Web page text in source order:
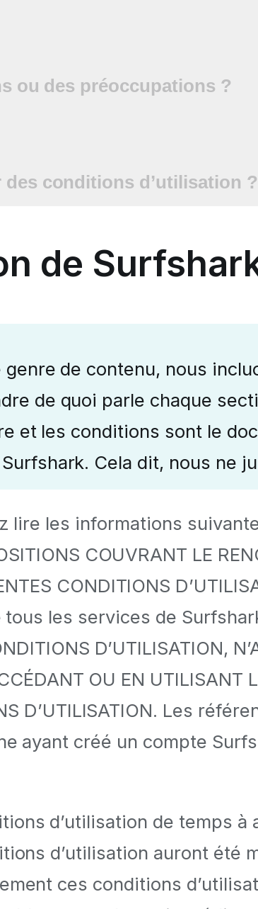
ou des préoccupations ?
conditions d’utilisation ?
de
genre de contenu, nous
de quoi parle chaque
et les conditions sont le
Cela dit, nous ne
les informations
COUVRANT LE
CONDITIONS
les services de
D’UTILISATION,
OU EN UTILISANT
D’UTILISATION. Les
ayant créé un compte
d’utilisation de temps
d’utilisation auront été
ces conditions